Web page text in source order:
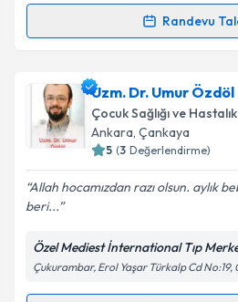
Takvim
Randevu
Randevu Takvimi Talebi
Prof. Dr. Ferhat Çataliçin
oluşturun. Size bu uzmandan
takvim hazırlandığında e-
Kişisel verilerimin
Metni 'ni okudum ve
kapsamda işlenmesini
Uzm. Dr. Umur Özdöl
Çocuk Sağlığı ve
Ankara, Çankaya
5 (3 Değerlendirme)
Allah hocamızdan razı olsun. aylık
beri...
Özel Mediest İnternational Tıp
Çukurambar, Erol Yaşar Türkalp Cd No:19,